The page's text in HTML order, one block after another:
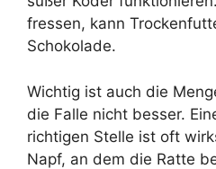
fressen, kann
Schokolade.
Wichtig ist auch die
die Falle nicht besser.
richtigen Stelle ist oft
Napf, an dem die Ratte